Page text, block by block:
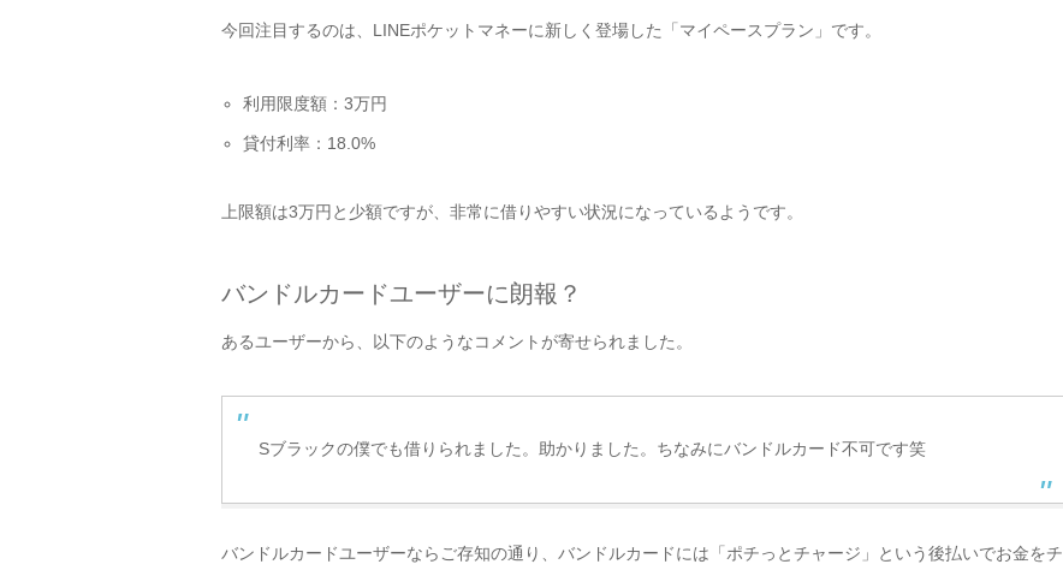
今回注目するのは、LINEポケットマネーに新しく登場した「マイペースプラン」です。
利用限度額：3万円
貸付利率：18.0%
上限額は3万円と少額ですが、非常に借りやすい状況になっているようです。
バンドルカードユーザーに朗報？
あるユーザーから、以下のようなコメントが寄せられました。
Sブラックの僕でも借りられました。助かりました。ちなみにバンドルカード不可です笑
バンドルカードユーザーならご存知の通り、バンドルカードには「ポチっとチャージ」という後払いでお金をチ